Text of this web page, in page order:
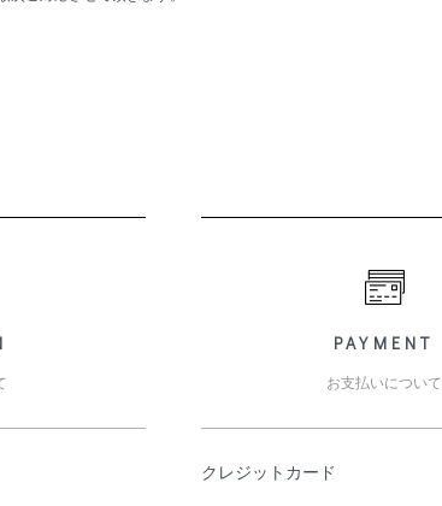
PAYMENT
お支払いについて
クレジットカード